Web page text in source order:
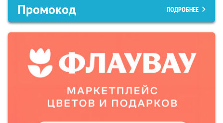
Промокод ПОДРОБНЕЕ